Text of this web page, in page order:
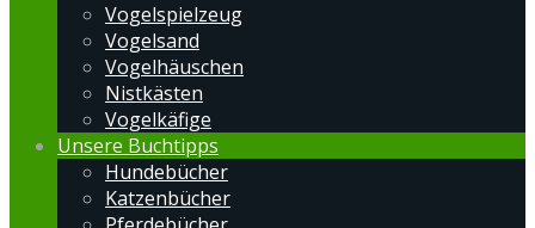
Vogelspielzeug
Vogelsand
Vogelhäuschen
Nistkästen
Vogelkäfige
Unsere Buchtipps
Hundebücher
Katzenbücher